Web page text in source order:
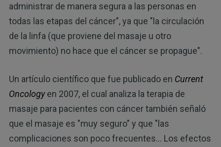
administrar de manera segura a las personas en
todas las etapas del cáncer", ya que "la circulación
de la linfa (que proviene del masaje u otro
movimiento) no hace que el cáncer se propague".
Un artículo científico que fue publicado en Current
Oncologyen 2007, el cual analiza la terapia de
masaje para pacientes con cáncer también señaló
que el masaje es "muy seguro" y que "las
complicaciones son poco frecuentes... Los efectos